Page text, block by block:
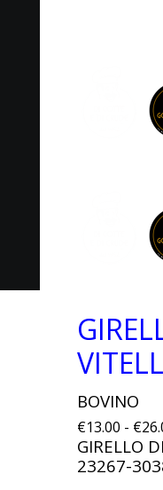
BOVINO
€13.00 -
GIRELLO
23267-